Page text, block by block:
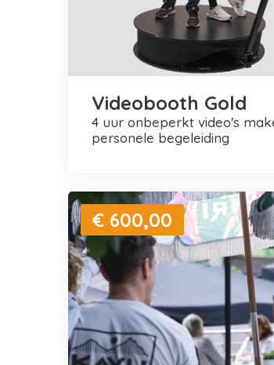
Videobooth Gold
4 uur onbeperkt video's maken +
personele begeleiding
€ 600,00